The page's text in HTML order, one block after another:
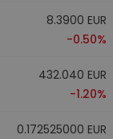
8.3900 EUR
-0.50%
432.040 EUR
-1.20%
0.172525000 EUR